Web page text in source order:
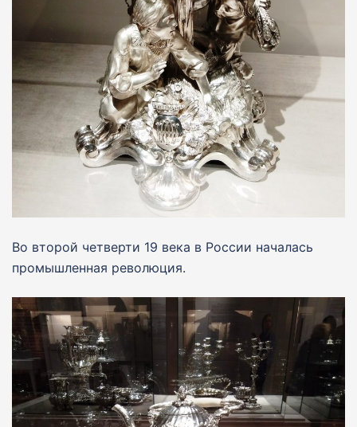
Во второй четверти 19 века в России началась
промышленная революция.